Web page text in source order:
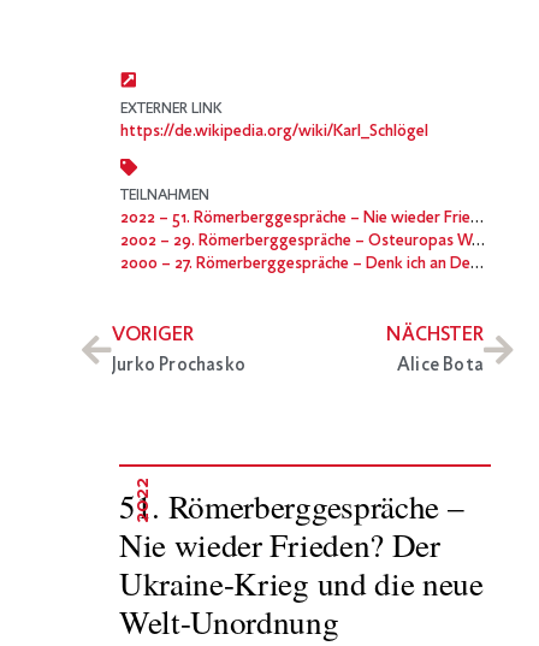
EXTERNER LINK
https://de.wikipedia.org/wiki/Karl_Schlögel
TEILNAHMEN
2022 – 51. Römerberggespräche – Nie wieder Frieden? Der Ukraine-Krieg und die neue Welt-Unordnung
2002 – 29. Römerberggespräche – Osteuropas West-Erweiterung
2000 – 27. Römerberggespräche – Denk ich an Deutschland
VORIGER
Jurko Prochasko
NÄCHSTER
Alice Bota
2022
51. Römerberggespräche –
Nie wieder Frieden? Der
Ukraine-Krieg und die neue
Welt-Unordnung